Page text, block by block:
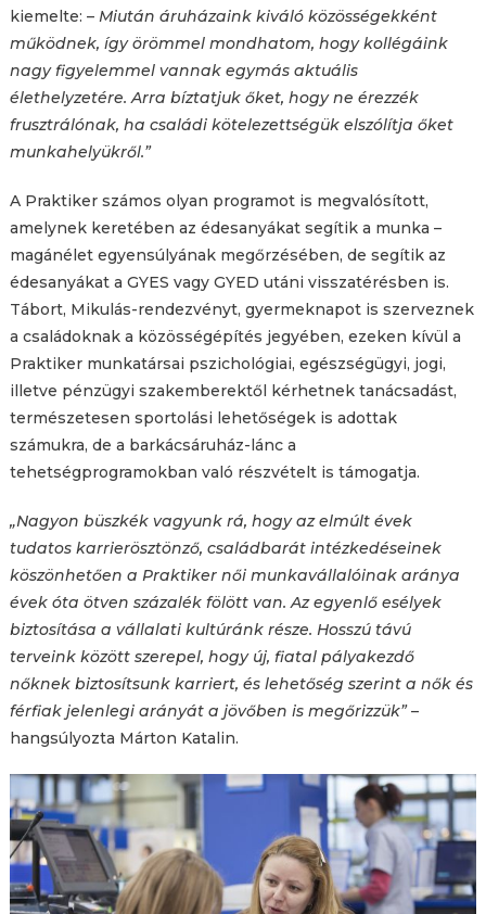
kiemelte: – Miután áruházaink kiváló közösségekként
működnek, így örömmel mondhatom, hogy kollégáink
nagy figyelemmel vannak egymás aktuális
élethelyzetére. Arra bíztatjuk őket, hogy ne érezzék
frusztrálónak, ha családi kötelezettségük elszólítja őket
munkahelyükről.”
A Praktiker számos olyan programot is megvalósított,
amelynek keretében az édesanyákat segítik a munka –
magánélet egyensúlyának megőrzésében, de segítik az
édesanyákat a GYES vagy GYED utáni visszatérésben is.
Tábort, Mikulás-rendezvényt, gyermeknapot is szerveznek
a családoknak a közösségépítés jegyében, ezeken kívül a
Praktiker munkatársai pszichológiai, egészségügyi, jogi,
illetve pénzügyi szakemberektől kérhetnek tanácsadást,
természetesen sportolási lehetőségek is adottak
számukra, de a barkácsáruház-lánc a
tehetségprogramokban való részvételt is támogatja.
„Nagyon büszkék vagyunk rá, hogy az elmúlt évek
tudatos karrierösztönző, családbarát intézkedéseinek
köszönhetően a Praktiker női munkavállalóinak aránya
évek óta ötven százalék fölött van. Az egyenlő esélyek
biztosítása a vállalati kultúránk része. Hosszú távú
terveink között szerepel, hogy új, fiatal pályakezdő
nőknek biztosítsunk karriert, és lehetőség szerint a nők és
férfiak jelenlegi arányát a jövőben is megőrizzük”–
hangsúlyozta Márton Katalin.